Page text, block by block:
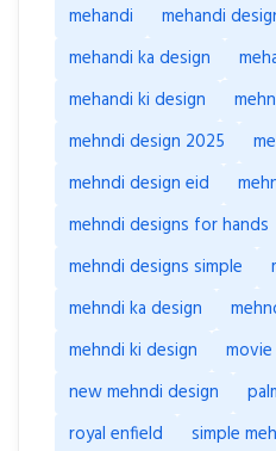
mehandi
mehandi
mehandi ka design
mehandi ki design
mehndi design 2025
mehndi design eid
mehndi designs for hands
mehndi designs simple
mehndi ka design
mehndi ki design
new mehndi design
royal enfield
simple